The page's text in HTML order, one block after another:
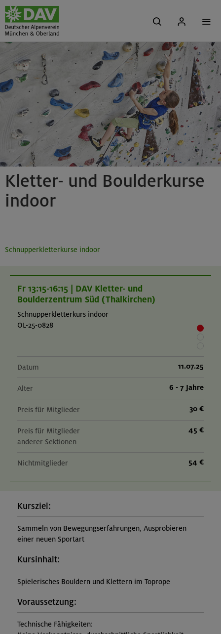
Kletter- und Boulderkurse
indoor
Schnupperkletterkurse indoor
Fr 13:15-16:15 | DAV Kletter- und
Boulderzentrum Süd (Thalkirchen)
Schnupperkletterkurs indoor
OL-25-0828
Datum 11.07.25
Alter 6 - 7 Jahre
Preis für Mitglieder 30 €
Preis für Mitglieder
anderer Sektionen
45 €
Nichtmitglieder 54 €
Kursziel:
Sammeln von Bewegungserfahrungen, Ausprobieren
einer neuen Sportart
Kursinhalt:
Spielerisches Bouldern und Klettern im Toprope
Voraussetzung:
Technische Fähigkeiten: